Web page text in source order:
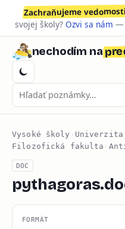
Zachraňujeme
svojej školy? Ozvi sa nám —
nechodím na
Vysoké školy ›
Filozofická fakulta ›
DOC
FORMÁT